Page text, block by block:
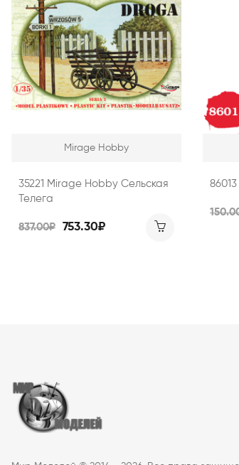
Mirage Hobby
35221 Mirage Hobby Сельская
Телега
837.00₽ 753.30₽